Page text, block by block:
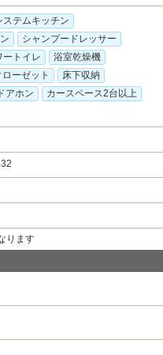
ステムキッチン
シャンプードレッサー
ートイレ
浴室乾燥機
ローゼット
床下収納
アホン
カースペース2台以上
ります